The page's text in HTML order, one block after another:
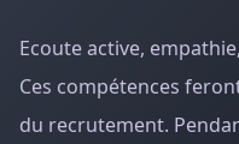
Ecoute active,
Ces compétences
du recrutement.